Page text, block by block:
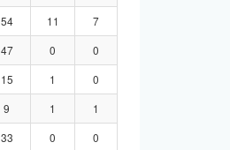
54 11
7
47 0
0
15 1
0
9 1
1
33 0
0